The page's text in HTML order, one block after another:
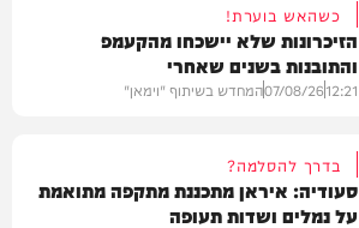
כשהאש בוערת!
הזיכרונות שלא יישכחו מהקעמפ
והתובנות בשנים שאחרי
12:21
07/08/26המחדש בשיתוף "וימאן"
בדרך להסלמה?
סעודיה: איראן מתכננת מתקפה מתואמת
על נמלים ושדות תעופה